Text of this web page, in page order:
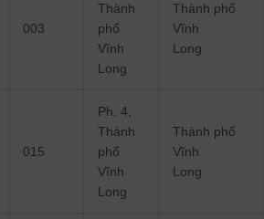
003
Thành
phố
Vĩnh
Long
Thành phố
Vĩnh
Long
015
Ph. 4,
Thành
phố
Vĩnh
Long
Thành phố
Vĩnh
Long